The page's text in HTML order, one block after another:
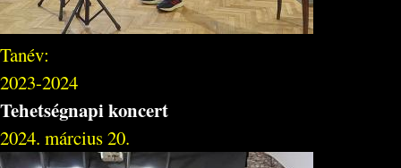
Tanév:
2023-2024
Tehetségnapi koncert
2024. március 20.